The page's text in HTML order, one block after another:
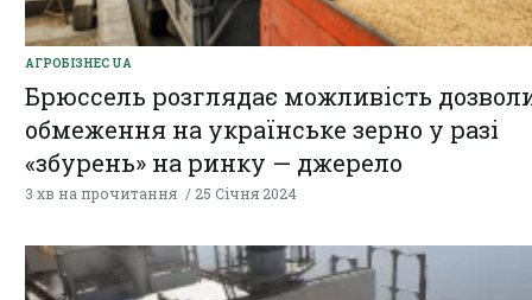
АГРОБІЗНЕС UA
Брюссель розглядає можливість
обмеження на українське зерно у разі
«збурень» на ринку — джерело
3 хв на прочитання 25 Січня 2024